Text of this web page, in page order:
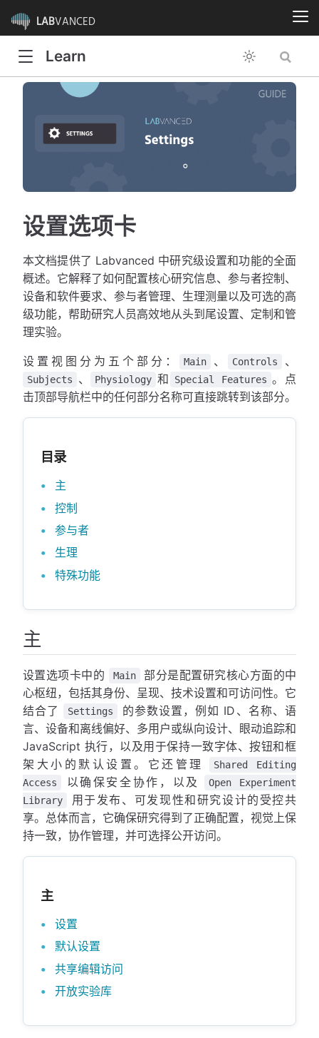
LABVANCED
Learn
设置选项卡
本文档提供了 Labvanced 中研究级设置和功能的全面
概述。它解释了如何配置核心研究信息、参与者控制、
设备和软件要求、参与者管理、生理测量以及可选的高
级功能，帮助研究人员高效地从头到尾设置、定制和管
理实验。
设置视图分为五个部分： Main 、 Controls 、
Subjects 、 Physiology 和 Special Features 。点
击顶部导航栏中的任何部分名称可直接跳转到该部分。
目录
主
控制
参与者
生理
特殊功能
主
设置选项卡中的 Main
部分是配置研究核心方面的中
心枢纽，包括其身份、呈现、技术设置和可访问性。它
结合了
Settings
的参数设置，例如 ID、名称、语
言、设备和离线偏好、多用户或纵向设计、眼动追踪和
JavaScript 执行，以及用于保持一致字体、按钮和框
架大小的默认设置。它还管理
Shared Editing
Access
以确保安全协作，以及
Open Experiment
Library
用于发布、可发现性和研究设计的受控共
享。总体而言，它确保研究得到了正确配置，视觉上保
持一致，协作管理，并可选择公开访问。
主
设置
默认设置
共享编辑访问
开放实验库